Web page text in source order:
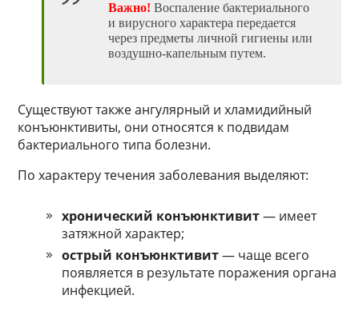
Важно! Воспаление бактериального
и вирусного характера передается
через предметы личной гигиены или
воздушно-капельным путем.
Существуют также ангулярный и хламидийный
конъюнктивиты, они относятся к подвидам
бактериального типа болезни.
По характеру течения заболевания выделяют:
хронический конъюнктивит— имеет
затяжной характер;
острый конъюнктивит— чаще всего
появляется в результате поражения органа
инфекцией.